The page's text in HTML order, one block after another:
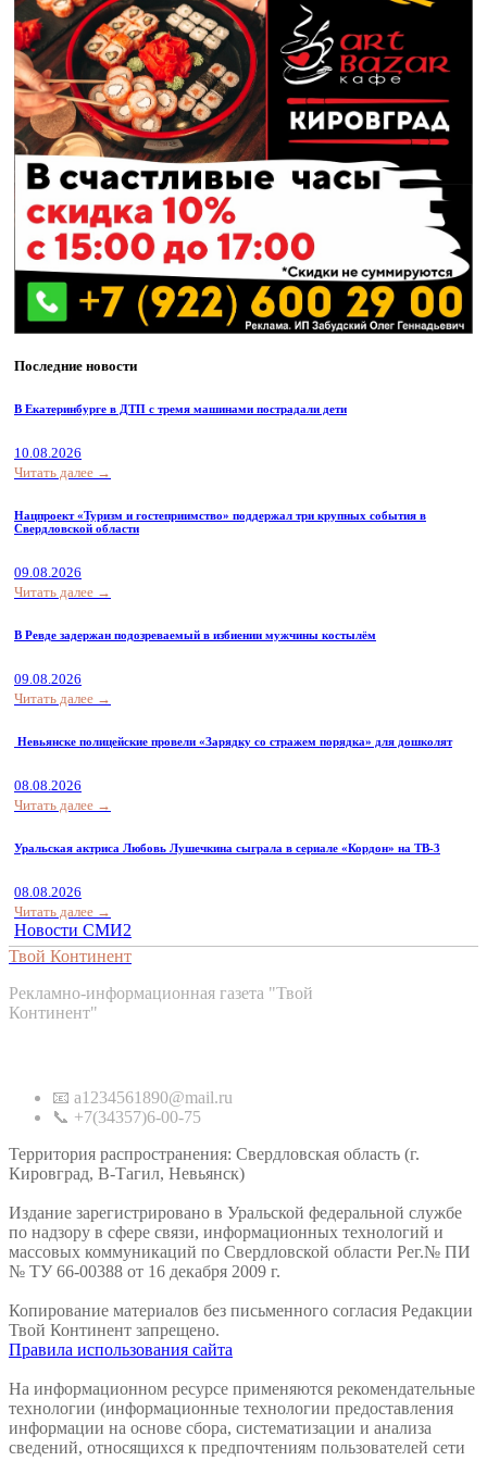
Последние новости
В Екатеринбурге в ДТП с тремя машинами пострадали дети
10.08.2026
Читать далее →
Нацпроект «Туризм и гостеприимство» поддержал три крупных события в
Свердловской области
09.08.2026
Читать далее →
В Ревде задержан подозреваемый в избиении мужчины костылём
09.08.2026
Читать далее →
Невьянске полицейские провели «Зарядку со стражем порядка» для дошколят
08.08.2026
Читать далее →
Уральская актриса Любовь Лушечкина сыграла в сериале «Кордон» на ТВ-3
08.08.2026
Читать далее →
Новости СМИ2
Твой Континент
Рекламно-информационная газета "Твой
Континент"
📧 a1234561890@mail.ru
📞 +7(34357)6-00-75
Территория распространения: Свердловская область (г.
Кировград, В-Тагил, Невьянск)
Издание зарегистрировано в Уральской федеральной службе
по надзору в сфере связи, информационных технологий и
массовых коммуникаций по Свердловской области Рег.№ ПИ
№ ТУ 66-00388 от 16 декабря 2009 г.
Копирование материалов без письменного согласия Редакции
Твой Континент запрещено.
Правила использования сайта
На информационном ресурсе применяются рекомендательные
технологии (информационные технологии предоставления
информации на основе сбора, систематизации и анализа
сведений, относящихся к предпочтениям пользователей сети